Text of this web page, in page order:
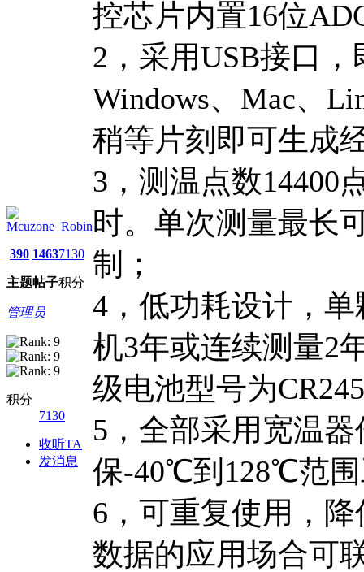
Mcuzone_Robin
390
主题
1463
帖子
7130
积分
管理员
积分
7130
收听TA
发消息
控芯片内置16位
2，采用USB接口
Windows、Mac、
稍等片刻即可生成
3，测温点数14400
时。单次测量最长
制；
4，低功耗设计，
机3年或连续测量2
级电池型号为
5，全部采用宽温
保-40℃到128℃范
6，可重复使用，
数据的应用场合可